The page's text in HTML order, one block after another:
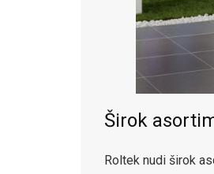
Širok
Roltek nudi širok